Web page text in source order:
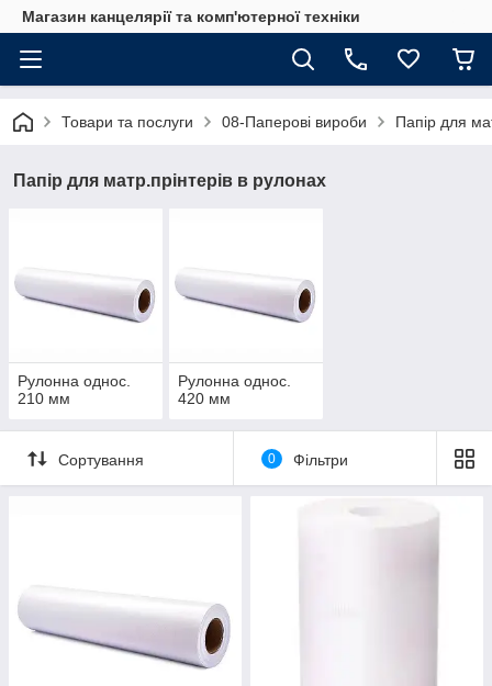
Магазин канцелярії та комп'ютерної техніки
Товари та послуги 08-Паперові вироби Папір для
Папір для матр.прінтерів в рулонах
Рулонна однос.
210 мм
Рулонна однос.
420 мм
Сортування 0 Фільтри